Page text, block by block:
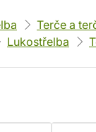
Terče a
Lukostřelba